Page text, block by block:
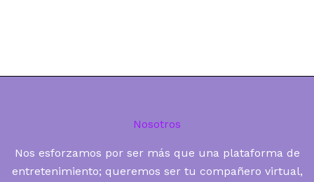
Nosotros
Nos esforzamos por ser más que una plataforma de
entretenimiento; queremos ser tu compañero virtual,